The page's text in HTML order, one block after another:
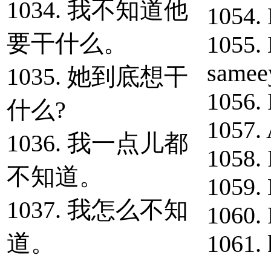
1034. 我不知道他
要干什么。
1035. 她到底想干
什么?
1036. 我一点儿都
不知道。
1037. 我怎么不知
道。
1054.
1055.
1056.
1057.
1058.
1059.
1060.
1061.